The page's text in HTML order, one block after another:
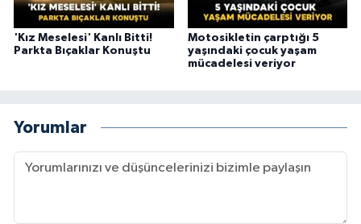
'Kız Meselesi' Kanlı Bitti!
Parkta Bıçaklar Konuştu
Motosikletin çarptığı 5
yaşındaki çocuk yaşam
mücadelesi veriyor
Yorumlar